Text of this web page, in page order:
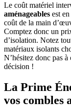
Le coût matériel
aménageables est
coût de la main
Comptez donc un
d’isolation. Notez
matériaux isolants
N’hésitez donc pas
décision !
La Prime
vos combles